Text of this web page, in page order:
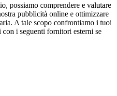
possiamo comprendere e valutare
pubblicità online e ottimizzare
A tale scopo confrontiamo i tuoi
i seguenti fornitori esterni se